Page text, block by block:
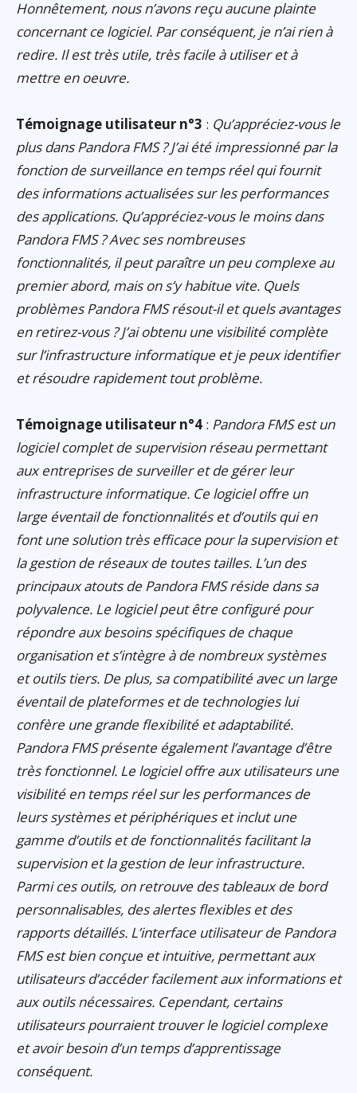
Honnêtement, nous n’avons reçu aucune plainte
concernant ce logiciel. Par conséquent, je n’ai rien à
redire. Il est très utile, très facile à utiliser et à
mettre en oeuvre.
Témoignage utilisateur n°3 : Qu’appréciez-vous le
plus dans Pandora FMS ? J’ai été impressionné par la
fonction de surveillance en temps réel qui fournit
des informations actualisées sur les performances
des applications. Qu’appréciez-vous le moins dans
Pandora FMS ? Avec ses nombreuses
fonctionnalités, il peut paraître un peu complexe au
premier abord, mais on s’y habitue vite. Quels
problèmes Pandora FMS résout-il et quels avantages
en retirez-vous ? J’ai obtenu une visibilité complète
sur l’infrastructure informatique et je peux identifier
et résoudre rapidement tout problème.
Témoignage utilisateur n°4 : Pandora FMS est un
logiciel complet de supervision réseau permettant
aux entreprises de surveiller et de gérer leur
infrastructure informatique. Ce logiciel offre un
large éventail de fonctionnalités et d’outils qui en
font une solution très efficace pour la supervision et
la gestion de réseaux de toutes tailles. L’un des
principaux atouts de Pandora FMS réside dans sa
polyvalence. Le logiciel peut être configuré pour
répondre aux besoins spécifiques de chaque
organisation et s’intègre à de nombreux systèmes
et outils tiers. De plus, sa compatibilité avec un large
éventail de plateformes et de technologies lui
confère une grande flexibilité et adaptabilité.
Pandora FMS présente également l’avantage d’être
très fonctionnel. Le logiciel offre aux utilisateurs une
visibilité en temps réel sur les performances de
leurs systèmes et périphériques et inclut une
gamme d’outils et de fonctionnalités facilitant la
supervision et la gestion de leur infrastructure.
Parmi ces outils, on retrouve des tableaux de bord
personnalisables, des alertes flexibles et des
rapports détaillés. L’interface utilisateur de Pandora
FMS est bien conçue et intuitive, permettant aux
utilisateurs d’accéder facilement aux informations et
aux outils nécessaires. Cependant, certains
utilisateurs pourraient trouver le logiciel complexe
et avoir besoin d’un temps d’apprentissage
conséquent.